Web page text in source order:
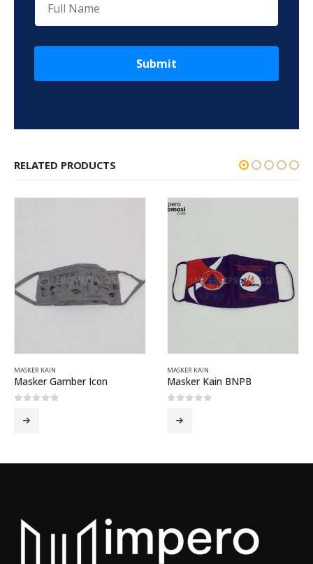
Submit
RELATED PRODUCTS
MASKER KAIN
Masker Gamber Icon
MASKER KAIN
Masker Kain BNPB